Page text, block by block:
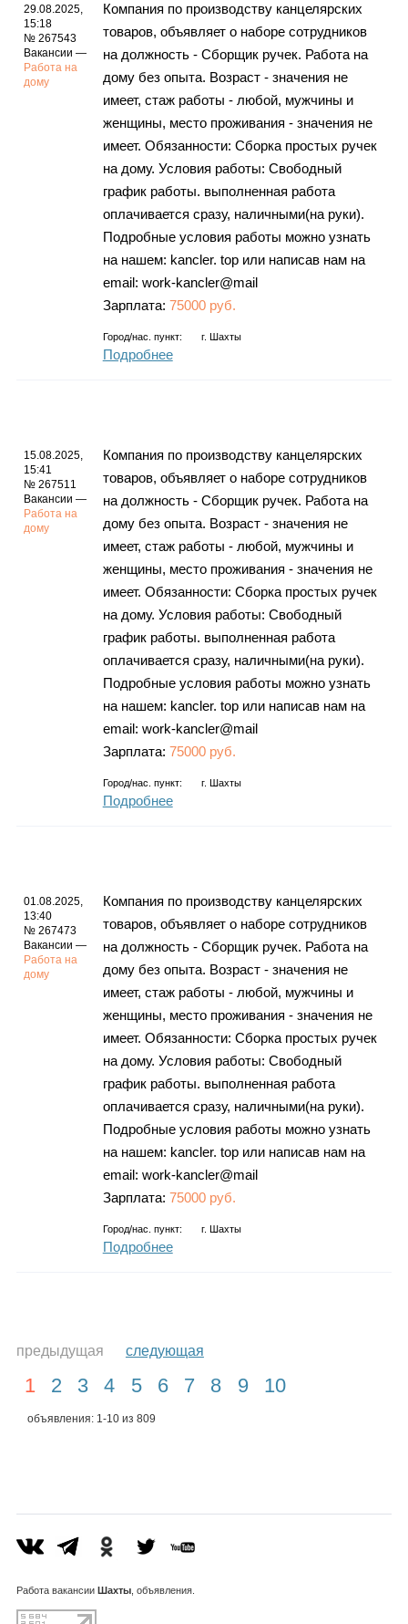
29.08.2025,
15:18
№ 267543
Вакансии —
Работа на
дому
Компания по производству канцелярских
товаров, объявляет о наборе сотрудников
на должность - Сборщик ручек. Работа на
дому без опыта. Возраст - значения не
имеет, стаж работы - любой, мужчины и
женщины, место проживания - значения не
имеет. Обязанности: Сборка простых ручек
на дому. Условия работы: Свободный
график работы. выполненная работа
оплачивается сразу, наличными(на руки).
Подробные условия работы можно узнать
на нашем: kancler. top или написав нам на
email: work-kancler@mail
Зарплата: 75000 руб.
Город/нас. пункт: г. Шахты
Подробнее
15.08.2025,
15:41
№ 267511
Вакансии —
Работа на
дому
Компания по производству канцелярских
товаров, объявляет о наборе сотрудников
на должность - Сборщик ручек. Работа на
дому без опыта. Возраст - значения не
имеет, стаж работы - любой, мужчины и
женщины, место проживания - значения не
имеет. Обязанности: Сборка простых ручек
на дому. Условия работы: Свободный
график работы. выполненная работа
оплачивается сразу, наличными(на руки).
Подробные условия работы можно узнать
на нашем: kancler. top или написав нам на
email: work-kancler@mail
Зарплата: 75000 руб.
Город/нас. пункт: г. Шахты
Подробнее
01.08.2025,
13:40
№ 267473
Вакансии —
Работа на
дому
Компания по производству канцелярских
товаров, объявляет о наборе сотрудников
на должность - Сборщик ручек. Работа на
дому без опыта. Возраст - значения не
имеет, стаж работы - любой, мужчины и
женщины, место проживания - значения не
имеет. Обязанности: Сборка простых ручек
на дому. Условия работы: Свободный
график работы. выполненная работа
оплачивается сразу, наличными(на руки).
Подробные условия работы можно узнать
на нашем: kancler. top или написав нам на
email: work-kancler@mail
Зарплата: 75000 руб.
Город/нас. пункт: г. Шахты
Подробнее
предыдущая следующая
1 2 3 4 5 6 7 8 9 10
объявления: 1-10 из 809
Работа вакансии Шахты, объявления.